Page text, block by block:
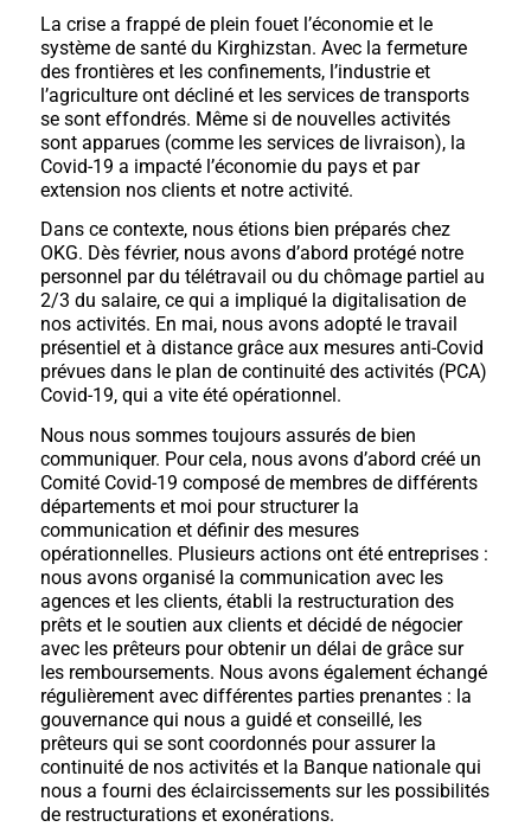
La crise a frappé de plein fouet l’économie et le
système de santé du Kirghizstan. Avec la fermeture
des frontières et les confinements, l’industrie et
l’agriculture ont décliné et les services de transports
se sont effondrés. Même si de nouvelles activités
sont apparues (comme les services de livraison), la
Covid-19 a impacté l’économie du pays et par
extension nos clients et notre activité.
Dans ce contexte, nous étions bien préparés chez
OKG. Dès février, nous avons d’abord protégé notre
personnel par du télétravail ou du chômage partiel au
2/3 du salaire, ce qui a impliqué la digitalisation de
nos activités. En mai, nous avons adopté le travail
présentiel et à distance grâce aux mesures anti-Covid
prévues dans le plan de continuité des activités (PCA)
Covid-19, qui a vite été opérationnel.
Nous nous sommes toujours assurés de bien
communiquer. Pour cela, nous avons d’abord créé un
Comité Covid-19 composé de membres de différents
départements et moi pour structurer la
communication et définir des mesures
opérationnelles. Plusieurs actions ont été entreprises :
nous avons organisé la communication avec les
agences et les clients, établi la restructuration des
prêts et le soutien aux clients et décidé de négocier
avec les prêteurs pour obtenir un délai de grâce sur
les remboursements. Nous avons également échangé
régulièrement avec différentes parties prenantes : la
gouvernance qui nous a guidé et conseillé, les
prêteurs qui se sont coordonnés pour assurer la
continuité de nos activités et la Banque nationale qui
nous a fourni des éclaircissements sur les possibilités
de restructurations et exonérations.